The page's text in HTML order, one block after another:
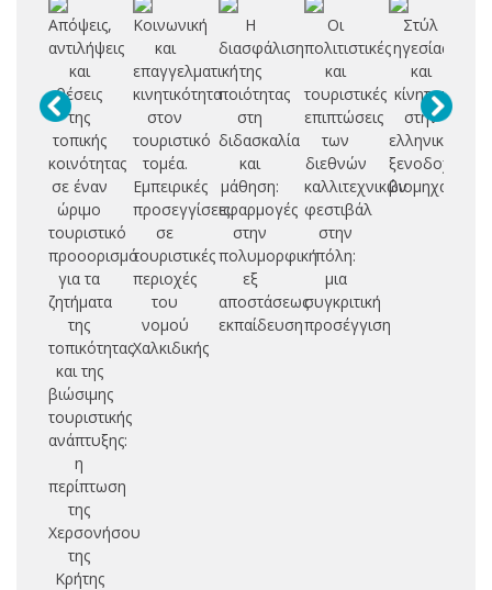
Απόψεις,
αντιλήψεις
και
θέσεις
της
τοπικής
κοινότητας
σε έναν
ώριμο
τουριστικό
προοορισμό
για τα
ζητήματα
της
τοπικότητας
και της
βιώσιμης
τουριστικής
ανάπτυξης:
η
περίπτωση
της
Χερσονήσου
της
Κρήτης
Κοινωνική
και
επαγγελματική
κινητικότητα
στον
τουριστικό
τομέα.
Εμπειρικές
προσεγγίσεις
σε
τουριστικές
περιοχές
του
νομού
Χαλκιδικής
Η
διασφάλιση
της
ποιότητας
στη
διδασκαλία
και
μάθηση:
εφαρμογές
στην
πολυμορφική
εξ
αποστάσεως
εκπαίδευση
Οι
πολιτιστικές
και
τουριστικές
επιπτώσεις
των
διεθνών
καλλιτεχνικών
φεστιβάλ
στην
πόλη:
μια
συγκριτική
προσέγγιση
Στύλ
ηγεσίας
και
κίνητρα
στην
ελληνική
ξενοδοχειακή
βιομηχανία